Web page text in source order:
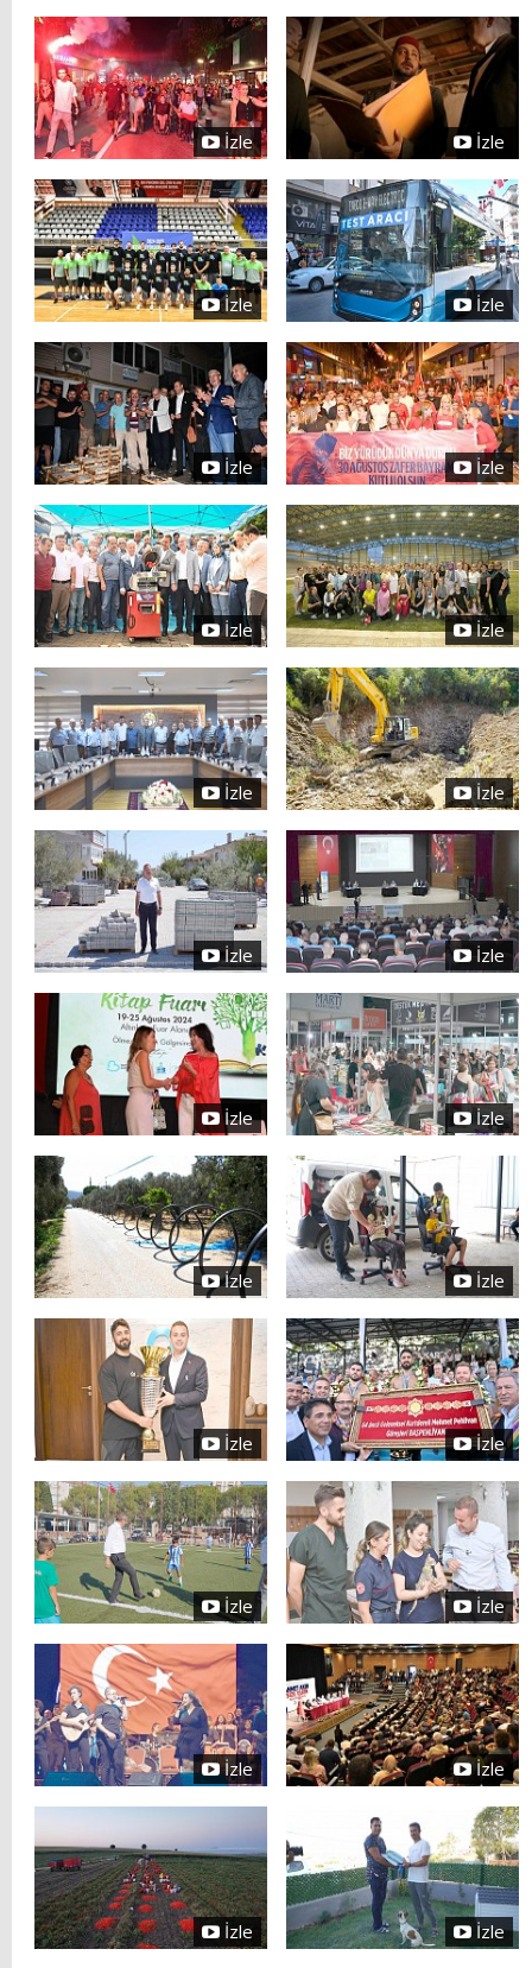
İzle İzle
İzle İzle
İzle İzle
İzle İzle
İzle İzle
İzle İzle
İzle İzle
İzle İzle
İzle İzle
İzle İzle
İzle İzle
İzle İzle